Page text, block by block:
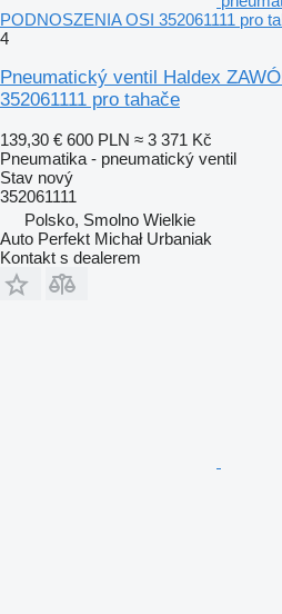
PODNOSZENIA OSI 352061111 pro
4
Pneumatický ventil Haldex
352061111 pro tahače
139,30 € 600 PLN ≈ 3 371 Kč
Pneumatika - pneumatický ventil
Stav nový
352061111
Polsko, Smolno Wielkie
Auto Perfekt Michał Urbaniak
Kontakt s dealerem